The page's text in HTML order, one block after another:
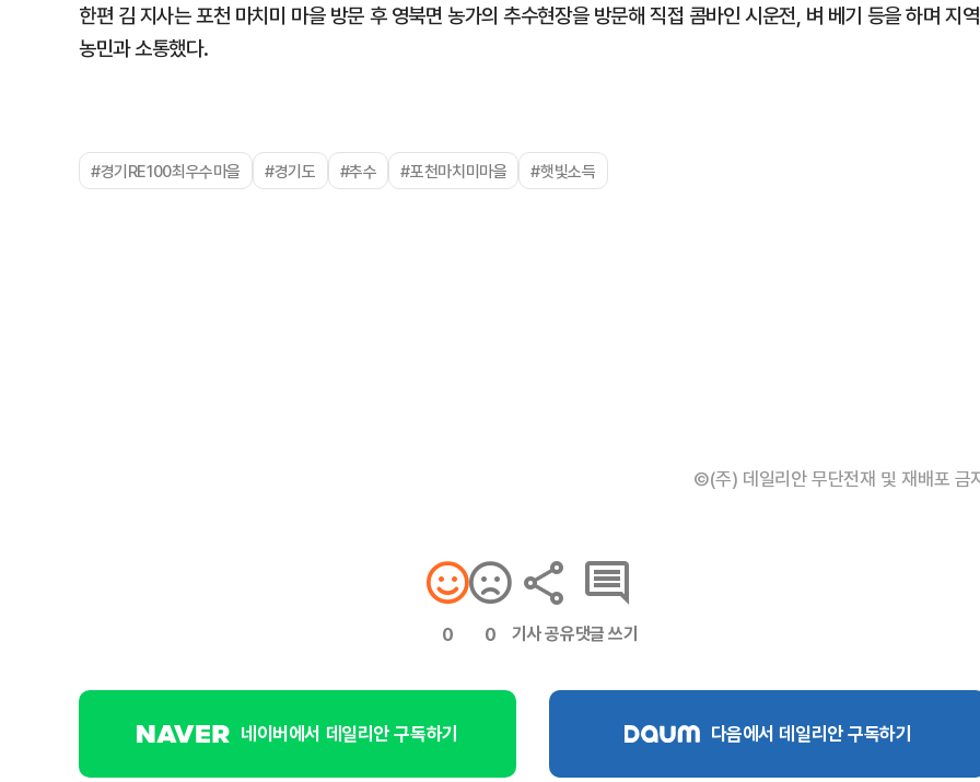
한편 김 지사는 포천 마치미 마을 방문 후 영북면 농가의 추수현장을 방문해 직접 콤바인 시운전, 벼 베기 등을 하며 지역
농민과 소통했다.
#경기RE100최우수마을 #경기도 #추수 #포천마치미마을 #햇빛소득
©(주) 데일리안 무단전재 및 재배포 금
0 0 기사 공유댓글 쓰기
네이버에서 데일리안 구독하기 다음에서 데일리안 구독하기